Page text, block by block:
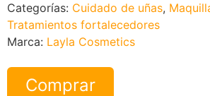
Categorías: Cuidado de uñas,
Tratamientos fortalecedores
Marca: Layla Cosmetics
Comprar